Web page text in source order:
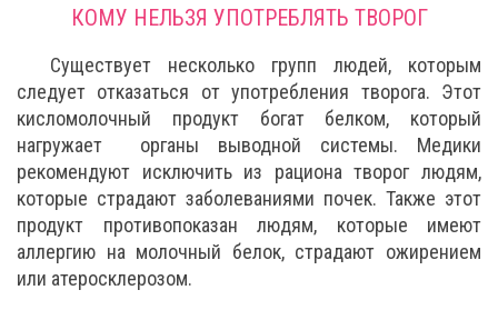
КОМУ НЕЛЬЗЯ УПОТРЕБЛЯТЬ ТВОРОГ
Существует несколько групп людей, которым
следует отказаться от употребления творога. Этот
кисломолочный продукт богат белком, который
нагружает органы выводной системы. Медики
рекомендуют исключить из рациона творог людям,
которые страдают заболеваниями почек. Также этот
продукт противопоказан людям, которые имеют
аллергию на молочный белок, страдают ожирением
или атеросклерозом.